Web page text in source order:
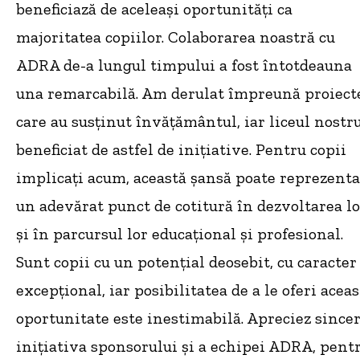
beneficiază de aceleași oportunități ca
majoritatea copiilor. Colaborarea noastră cu
ADRA de-a lungul timpului a fost întotdeauna
una remarcabilă. Am derulat împreună
care au susținut învățământul, iar liceul
beneficiat de astfel de inițiative. Pentru copii
implicați acum, această șansă poate reprezenta
un adevărat punct de cotitură în dezvoltarea
și în parcursul lor educațional și profesional.
Sunt copii cu un potențial deosebit, cu caracter
excepțional, iar posibilitatea de a le oferi
oportunitate este inestimabilă. Apreciez sincer
inițiativa sponsorului și a echipei ADRA,